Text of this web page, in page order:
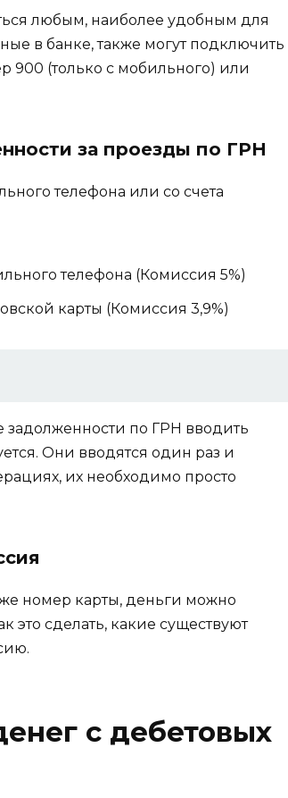
любым, наиболее удобным для
в банке, также могут подключить
900 (только с мобильного) или
за проезды по ГРН
телефона или со счета
телефона (Комиссия 5%)
карты (Комиссия 3,9%)
по ГРН вводить
Они вводятся один раз и
их необходимо просто
номер карты, деньги можно
это сделать, какие существуют
с дебетовых